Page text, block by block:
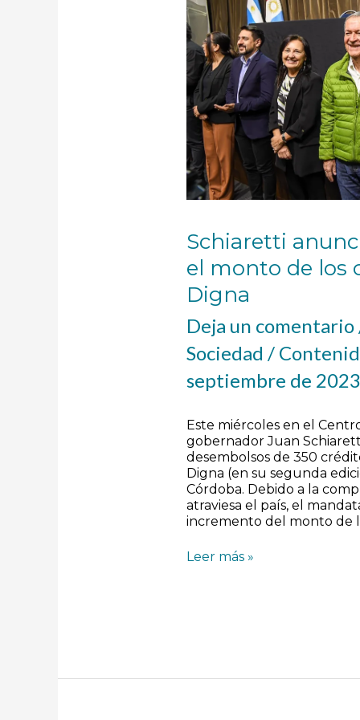
Schiaretti
el monto de los
Digna
Deja un comentario
Sociedad /
septiembre de 2023
Este miércoles en el
gobernador Juan
desembolsos de 350
Digna (en su segunda
Córdoba. Debido a la
atraviesa el país, el
incremento del monto de
aumento
en
el
monto
de
los
créditos
Más
Vida
Digna
Leer más »